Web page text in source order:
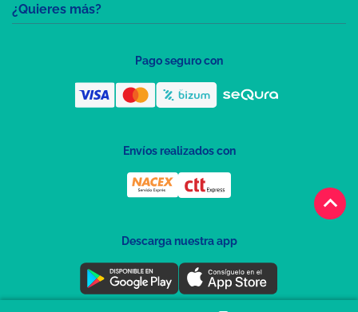
keyboard_arrow_up
¿Quieres más?
Pago seguro con
Envíos realizados con
Descarga nuestra app